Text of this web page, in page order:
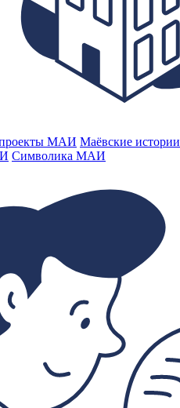
МАИ Маёвские
Символика МАИ